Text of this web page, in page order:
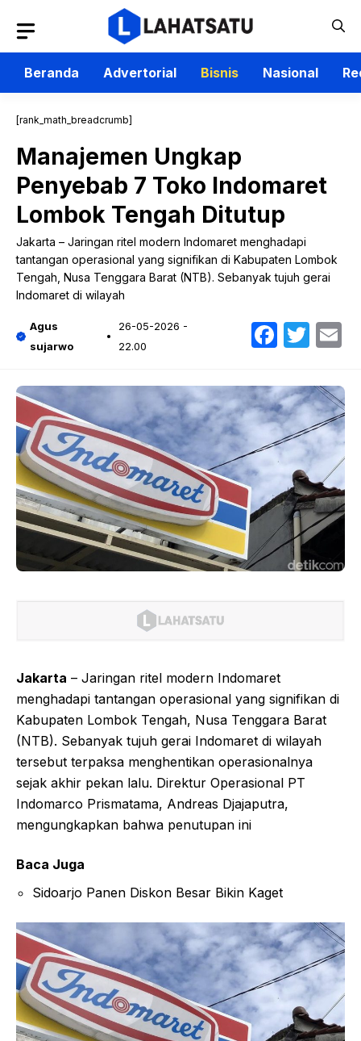
isi
Beranda
Advertorial Bisnis Nasional
[rank_math_breadcrumb]
Manajemen Ungkap
Penyebab 7 Toko Indomaret
Lombok Tengah Ditutup
Jakarta – Jaringan ritel modern Indomaret menghadapi
tantangan operasional yang signifikan di Kabupaten Lombok
Tengah, Nusa Tenggara Barat (NTB). Sebanyak tujuh gerai
Indomaret di wilayah
Agus
sujarwo
26-05-2026 -
22.00
Jakarta – Jaringan ritel modern Indomaret
menghadapi tantangan operasional yang signifikan di
Kabupaten Lombok Tengah, Nusa Tenggara Barat
(NTB). Sebanyak tujuh gerai Indomaret di wilayah
tersebut terpaksa menghentikan operasionalnya
sejak akhir pekan lalu. Direktur Operasional PT
Indomarco Prismatama, Andreas Djajaputra,
mengungkapkan bahwa penutupan ini
Baca Juga
Sidoarjo Panen Diskon Besar Bikin Kaget